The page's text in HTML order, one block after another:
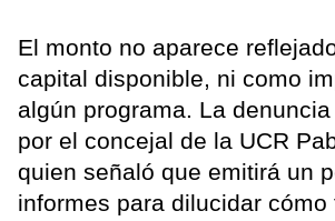
El monto no aparece
capital disponible, ni como
algún programa. La
por el concejal de la UCR
quien señaló que emitirá un
informes para dilucidar cómo